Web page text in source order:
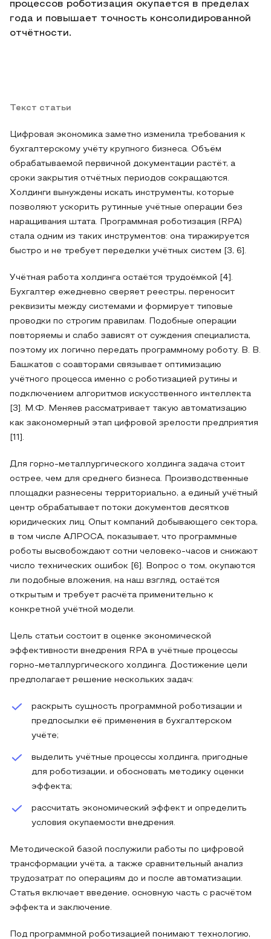
процессов роботизация окупается в пределах
года и повышает точность консолидированной
отчётности.
Текст статьи
Цифровая экономика заметно изменила требования к
бухгалтерскому учёту крупного бизнеса. Объём
обрабатываемой первичной документации растёт, а
сроки закрытия отчётных периодов сокращаются.
Холдинги вынуждены искать инструменты, которые
позволяют ускорить рутинные учётные операции без
наращивания штата. Программная роботизация (RPA)
стала одним из таких инструментов: она тиражируется
быстро и не требует переделки учётных систем [3, 6].
Учётная работа холдинга остаётся трудоёмкой [4].
Бухгалтер ежедневно сверяет реестры, переносит
реквизиты между системами и формирует типовые
проводки по строгим правилам. Подобные операции
повторяемы и слабо зависят от суждения специалиста,
поэтому их логично передать программному роботу. В. В.
Башкатов с соавторами связывает оптимизацию
учётного процесса именно с роботизацией рутины и
подключением алгоритмов искусственного интеллекта
[3]. М.Ф. Меняев рассматривает такую автоматизацию
как закономерный этап цифровой зрелости предприятия
[11].
Для горно-металлургического холдинга задача стоит
острее, чем для среднего бизнеса. Производственные
площадки разнесены территориально, а единый учётный
центр обрабатывает потоки документов десятков
юридических лиц. Опыт компаний добывающего сектора,
в том числе АЛРОСА, показывает, что программные
роботы высвобождают сотни человеко-часов и снижают
число технических ошибок [6]. Вопрос о том, окупаются
ли подобные вложения, на наш взгляд, остаётся
открытым и требует расчёта применительно к
конкретной учётной модели.
Цель статьи состоит в оценке экономической
эффективности внедрения RPA в учётные процессы
горно-металлургического холдинга. Достижение цели
предполагает решение нескольких задач:
раскрыть сущность программной роботизации и
предпосылки её применения в бухгалтерском
учёте;
выделить учётные процессы холдинга, пригодные
для роботизации, и обосновать методику оценки
эффекта;
рассчитать экономический эффект и определить
условия окупаемости внедрения.
Методической базой послужили работы по цифровой
трансформации учёта, а также сравнительный анализ
трудозатрат по операциям до и после автоматизации.
Статья включает введение, основную часть с расчётом
эффекта и заключение.
Под программной роботизацией понимают технологию,